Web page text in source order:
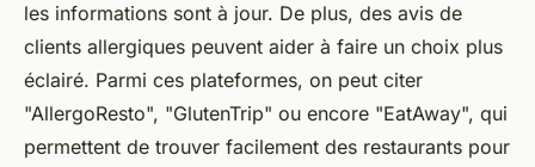
les informations sont à jour. De plus, des avis de
clients allergiques peuvent aider à faire un choix plus
éclairé. Parmi ces plateformes, on peut citer
"AllergoResto", "GlutenTrip" ou encore "EatAway", qui
permettent de trouver facilement des restaurants pour